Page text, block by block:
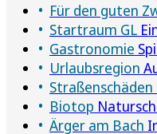
Für den guten
Startraum GL
Gastronomie
Urlaubsregion
Straßenschäden
Biotop
Ärger am Bach